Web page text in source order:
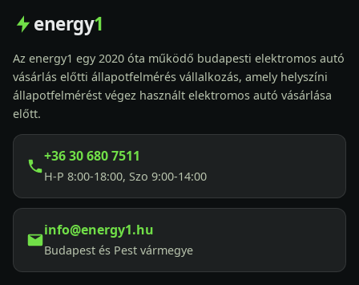
energy1
Az energy1 egy 2020 óta működő budapesti elektromos autó
vásárlás előtti állapotfelmérés vállalkozás, amely helyszíni
állapotfelmérést végez használt elektromos autó vásárlása
előtt.
+36 30 680 7511
H-P 8:00-18:00, Szo 9:00-14:00
info@energy1.hu
Budapest és Pest vármegye